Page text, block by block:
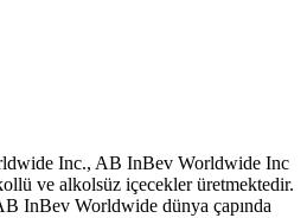
Inc., AB InBev Worldwide Inc
ve alkolsüz içecekler üretmektedir.
InBev Worldwide dünya çapında